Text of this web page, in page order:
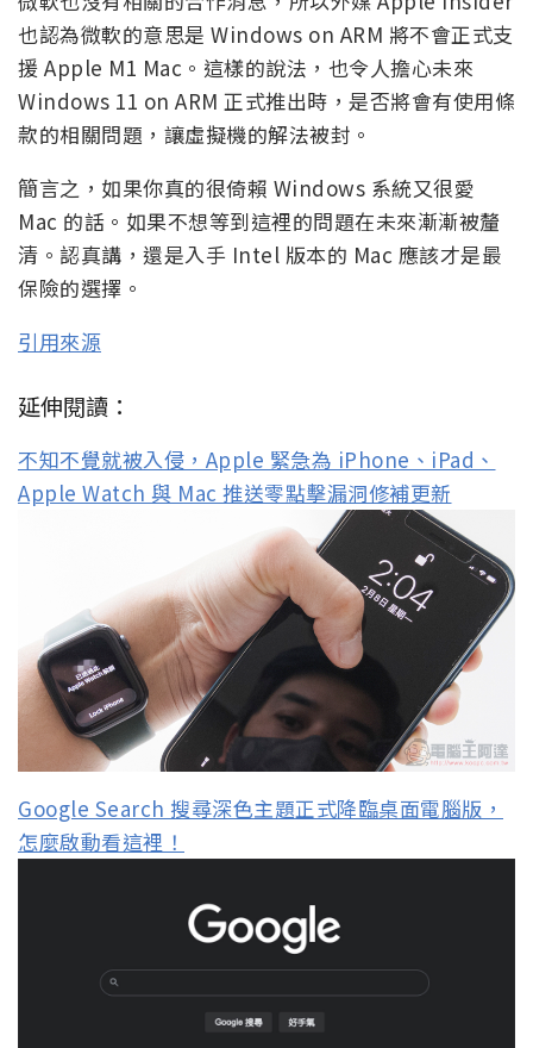
也認為微軟的意思是 Windows on ARM 將不會正式支
援 Apple M1 Mac。這樣的說法，也令人擔心未來
Windows 11 on ARM 正式推出時，是否將會有使用條
款的相關問題，讓虛擬機的解法被封。
簡言之，如果你真的很倚賴 Windows 系統又很愛
Mac 的話。如果不想等到這裡的問題在未來漸漸被釐
清。認真講，還是入手 Intel 版本的 Mac 應該才是最
保險的選擇。
引用來源
延伸閱讀：
不知不覺就被入侵，Apple 緊急為 iPhone、iPad、
Apple Watch 與 Mac 推送零點擊漏洞修補更新
Google Search 搜尋深色主題正式降臨桌面電腦版，
怎麼啟動看這裡！